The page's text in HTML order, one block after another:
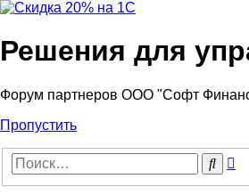
Решения для
Форум партнеров ООО "Софт
Пропустить
Поиск